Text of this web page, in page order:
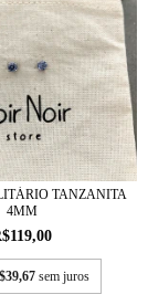
TANZANITA
4MM
sem juros